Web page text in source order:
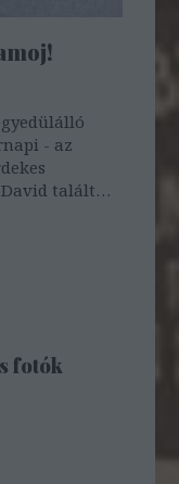
talált
fotók